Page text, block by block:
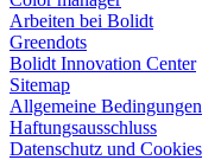
Arbeiten bei Bolidt
Greendots
Bolidt Innovation Center
Sitemap
Allgemeine Bedingungen
Haftungsausschluss
Datenschutz und Cookies